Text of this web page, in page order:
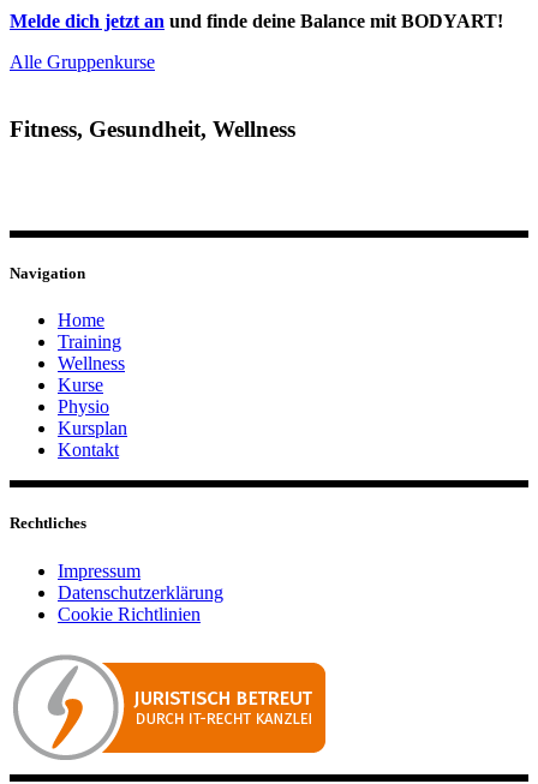
Melde dich jetzt an und finde deine Balance mit BODYART!
Alle Gruppenkurse
Fitness, Gesundheit, Wellness
Navigation
Home
Training
Wellness
Kurse
Physio
Kursplan
Kontakt
Rechtliches
Impressum
Datenschutzerklärung
Cookie Richtlinien